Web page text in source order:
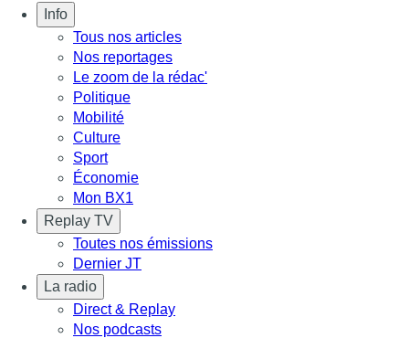
Info
Tous nos articles
Nos reportages
Le zoom de la rédac'
Politique
Mobilité
Culture
Sport
Économie
Mon BX1
Replay TV
Toutes nos émissions
Dernier JT
La radio
Direct & Replay
Nos podcasts